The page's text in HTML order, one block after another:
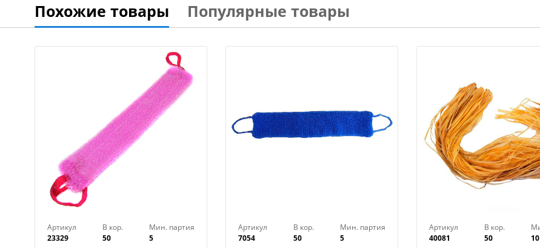
Похожие товары Популярные товары
Артикул
23329
В кор.
50
Мин. партия
5
Артикул
7054
В кор.
50
Мин. партия
5
Артикул
40081
В кор.
50
10